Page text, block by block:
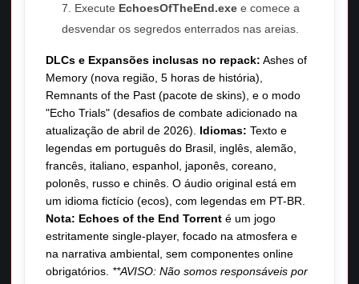
Execute EchoesOfTheEnd.exe e comece a
desvendar os segredos enterrados nas areias.
DLCs e Expansões inclusas no repack: Ashes of
Memory (nova região, 5 horas de história),
Remnants of the Past (pacote de skins), e o modo
"Echo Trials" (desafios de combate adicionado na
atualização de abril de 2026). Idiomas: Texto e
legendas em português do Brasil, inglês, alemão,
francês, italiano, espanhol, japonês, coreano,
polonês, russo e chinês. O áudio original está em
um idioma fictício (ecos), com legendas em PT-BR.
Nota: Echoes of the End Torrent é um jogo
estritamente single-player, focado na atmosfera e
na narrativa ambiental, sem componentes online
obrigatórios. **AVISO: Não somos responsáveis por